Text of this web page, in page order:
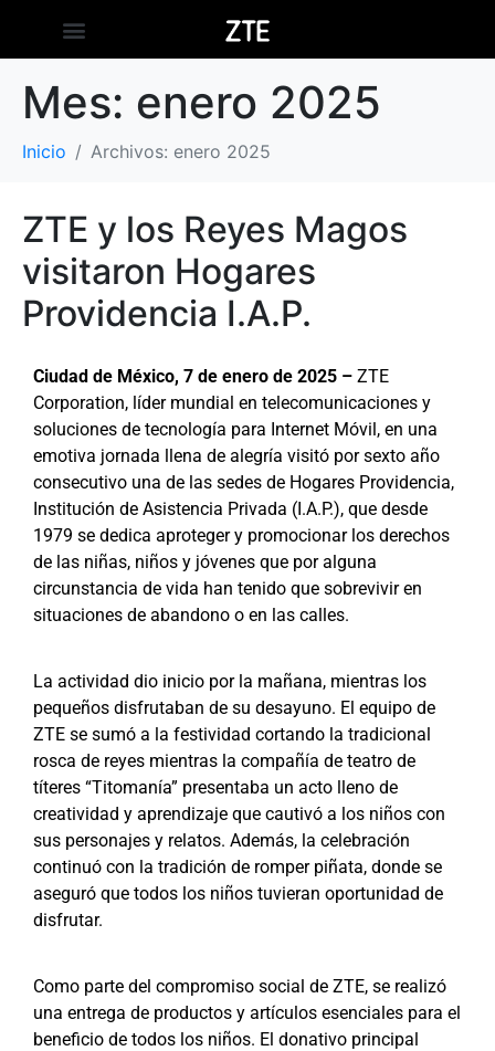
Mes: enero 2025
Inicio Archivos: enero 2025
ZTE y los Reyes Magos
visitaron Hogares
Providencia I.A.P.
Ciudad de México, 7 de enero de 2025 – ZTE
Corporation, líder mundial en telecomunicaciones y
soluciones de tecnología para Internet Móvil, en una
emotiva jornada llena de alegría visitó por sexto año
consecutivo una de las sedes de Hogares Providencia,
Institución de Asistencia Privada (I.A.P.), que desde
1979 se dedica aproteger y promocionar los derechos
de las niñas, niños y jóvenes que por alguna
circunstancia de vida han tenido que sobrevivir en
situaciones de abandono o en las calles.
La actividad dio inicio por la mañana, mientras los
pequeños disfrutaban de su desayuno. El equipo de
ZTE se sumó a la festividad cortando la tradicional
rosca de reyes mientras la compañía de teatro de
títeres “Titomanía” presentaba un acto lleno de
creatividad y aprendizaje que cautivó a los niños con
sus personajes y relatos. Además, la celebración
continuó con la tradición de romper piñata, donde se
aseguró que todos los niños tuvieran oportunidad de
disfrutar.
Como parte del compromiso social de ZTE, se realizó
una entrega de productos y artículos esenciales para el
beneficio de todos los niños. El donativo principal